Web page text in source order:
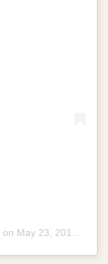
on May 23, 2015 at 11:34am PDT